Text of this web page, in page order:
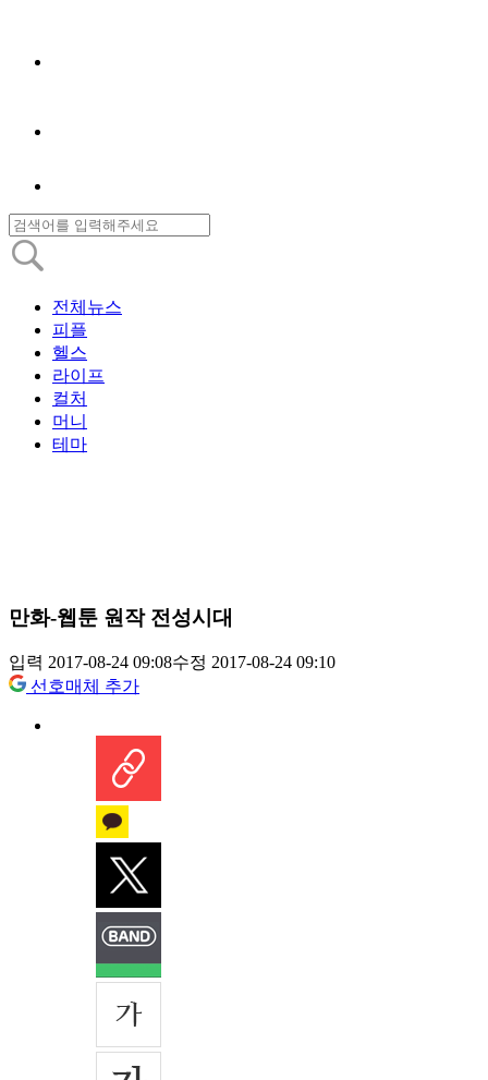
전체뉴스
피플
헬스
라이프
컬처
머니
테마
만화-웹툰 원작 전성시대
입력 2017-08-24 09:08수정 2017-08-24 09:10
선호매체 추가